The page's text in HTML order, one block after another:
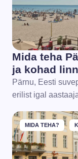
Mida teha
ja kohad
Pärnu, Eesti
erilist igal
MIDA TEHA?